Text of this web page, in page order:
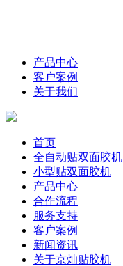
产品中心
客户案例
关于我们
首页
全自动贴双面胶机
小型贴双面胶机
产品中心
合作流程
服务支持
客户案例
新闻资讯
关于京灿贴胶机